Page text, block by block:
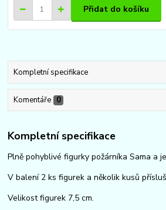
Přidat do košíku
Kompletní specifikace
Komentáře 0
Kompletní specifikace
Plně pohyblivé figurky požárníka Sama a
V balení 2 ks figurek a několik kusů
Velikost figurek 7,5 cm.